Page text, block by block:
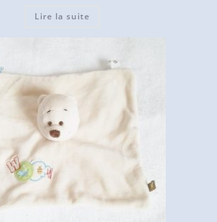
Lire la suite